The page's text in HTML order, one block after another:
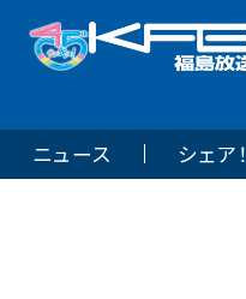
ニュース シェア！